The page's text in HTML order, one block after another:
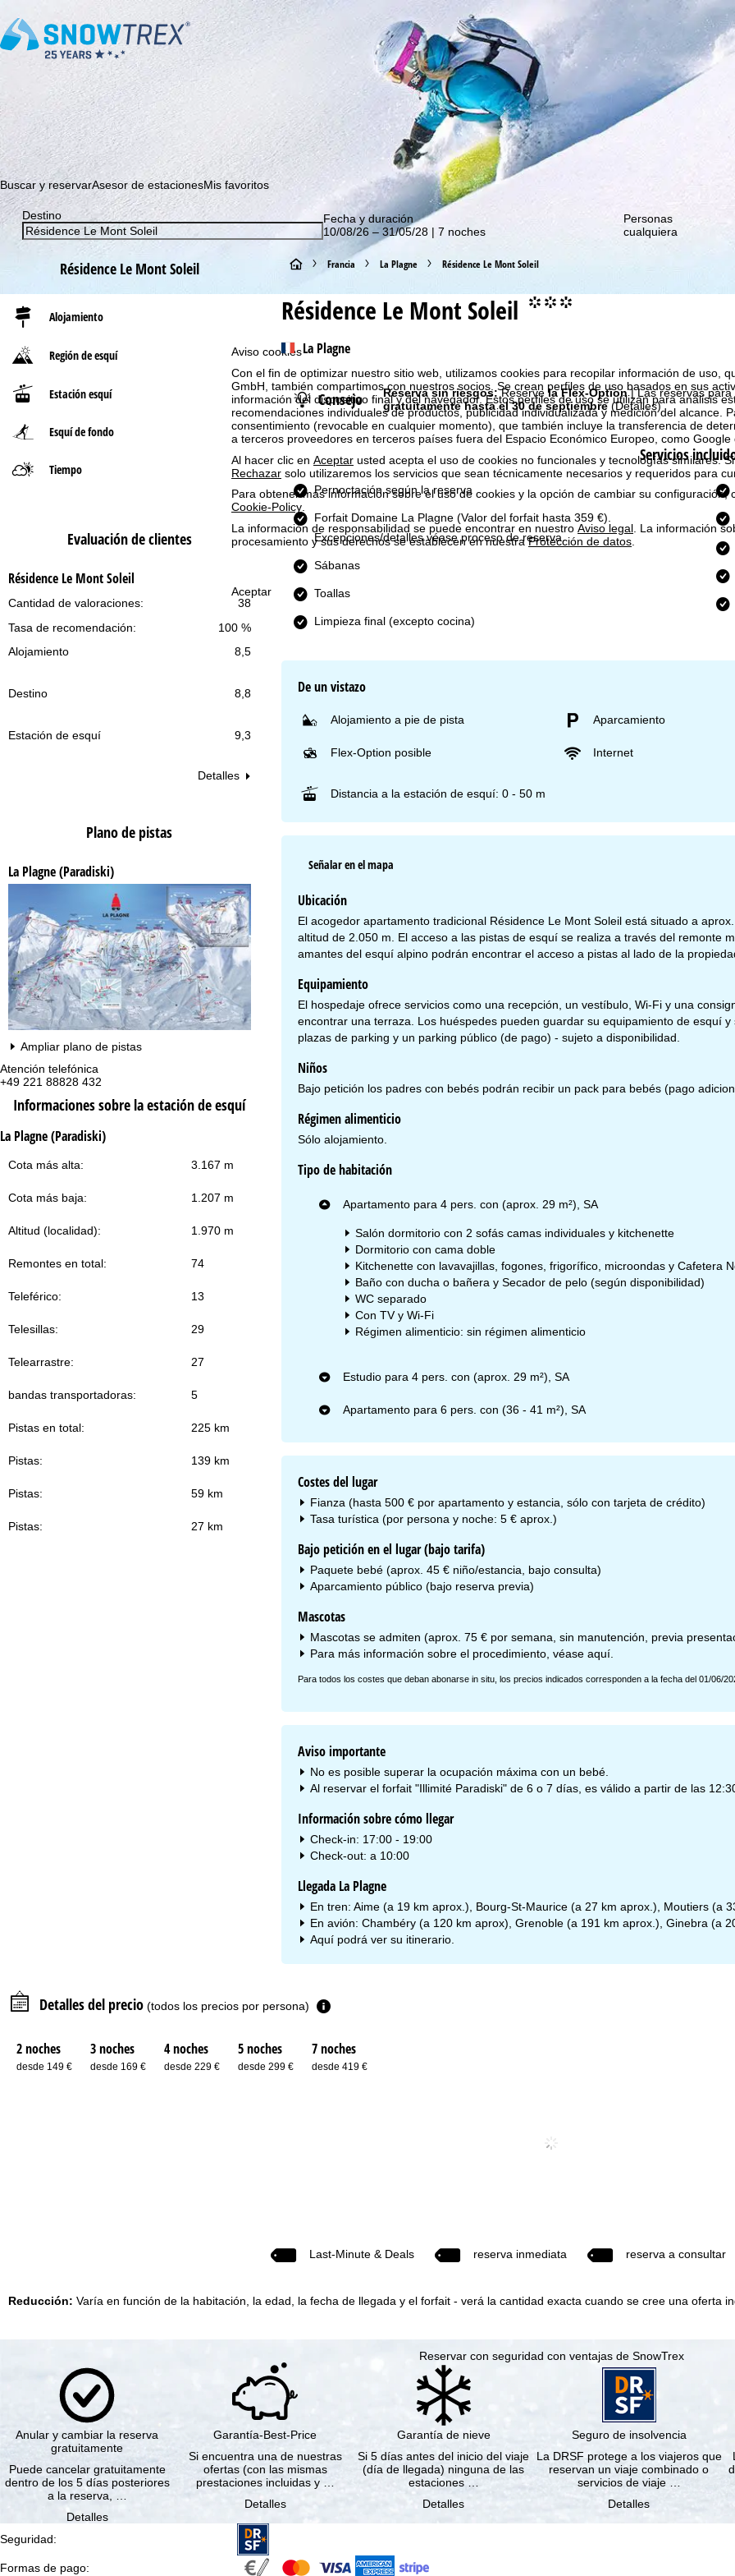
Aviso cookies
Con el fin de optimizar nuestro sitio web, utilizamos cookies para recopilar información de uso,
GmbH, también compartimos con nuestros socios. Se crean perfiles de uso basados en sus
información del dispositivo final y del navegador. Estos perfiles de uso se utilizan para análisis
recomendaciones individuales de productos, publicidad individualizada y medición del alcance.
consentimiento (revocable en cualquier momento), que también incluye la transferencia de
a terceros proveedores en terceros países fuera del Espacio Económico Europeo, como Google
Al hacer clic en Aceptar usted acepta el uso de cookies no funcionales y tecnologías similares.
Rechazar solo utilizaremos los servicios que sean técnicamente necesarios y requeridos para
Para obtener más información sobre el uso de cookies y la opción de cambiar su configuración,
Cookie-Policy
La información de responsabilidad se puede encontrar en nuestro Aviso legal . La información
procesamiento y sus derechos se establecen en nuestraProtección de datos
Aceptar
Atención telefónica
+49 221 88828 432
lun.-jue.:
09:00 a 17:00
vie.:
09:00 a 14:00
Contáctenos
¡Suscríbase a nuestro boletín y sea el primero en enterarse de nuestras promociones!
Buscar y reservarAsesor de estacionesMis favoritos
Destino
Fecha y duración
10/08/26 – 31/05/28 | 7 noches
Personas
cualquiera
Résidence Le Mont Soleil
Alojamiento
Región de esquí
Estación esquí
Esquí de fondo
Tiempo
Evaluación de clientes
Résidence Le Mont Soleil
38
Cantidad de valoraciones:
100 %
Tasa de recomendación:
Alojamiento
8,5
Destino 8,8
Estación de esquí 9,3
Detalles
Plano de pistas
La Plagne (Paradiski)
Ampliar plano de pistas
Informaciones sobre la estación de esquí
La Plagne (Paradiski)
Cota más alta: 3.167 m
Cota más baja: 1.207 m
Altitud (localidad): 1.970 m
Remontes en total: 74
Teleférico: 13
Telesillas: 29
Telearrastre: 27
bandas transportadoras: 5
Pistas en total: 225 km
Pistas: 139 km
Pistas: 59 km
Pistas: 27 km
P
á
n
a
p
r
i
n
c
i
Francia La Plagne Résidence Le Mont Soleil
Résidence Le Mont Soleil °°°
La Plagne
Consejo Reserva sin riesgos:Reserve la Flex-Option| Las reservas para
gratuitamente hasta el 30 de septiembre(Detalles)
Servicios
Pernoctación según la reserva
Forfait Domaine La Plagne (Valor del forfait hasta 359 €).
Excepciones/detalles véase proceso de reserva.
Sábanas
Toallas
Limpieza final (excepto cocina)
De un vistazo
Alojamiento a pie de pista Aparcamiento
Flex-Option posible Internet
Distancia a la estación de esquí: 0 - 50 m
Señalar en el mapa
Ubicación
El acogedor apartamento tradicional Résidence Le Mont Soleil está situado a
altitud de 2.050 m. El acceso a las pistas de esquí se realiza a través del remonte
amantes del esquí alpino podrán encontrar el acceso a pistas al lado de la
Equipamiento
El hospedaje ofrece servicios como una recepción, un vestíbulo, Wi-Fi y una
encontrar una terraza. Los huéspedes pueden guardar su equipamiento de esquí
plazas de parking y un parking público (de pago) - sujeto a disponibilidad.
Niños
Bajo petición los padres con bebés podrán recibir un pack para bebés (pago
Régimen alimenticio
Sólo alojamiento.
Tipo de habitación
Apartamento para 4 pers. con (aprox. 29 m²), SA
Salón dormitorio con 2 sofás camas individuales y kitchenette
Dormitorio con cama doble
Kitchenette con lavavajillas, fogones, frigorífico, microondas y Cafetera
Baño con ducha o bañera y Secador de pelo (según disponibilidad)
WC separado
Con TV y Wi-Fi
Régimen alimenticio: sin régimen alimenticio
Estudio para 4 pers. con (aprox. 29 m²), SA
Apartamento para 6 pers. con (36 - 41 m²), SA
Costes del lugar
Fianza (hasta 500 € por apartamento y estancia, sólo con tarjeta de crédito)
Tasa turística (por persona y noche: 5 € aprox.)
Bajo petición en el lugar (bajo tarifa)
Paquete bebé (aprox. 45 € niño/estancia, bajo consulta)
Aparcamiento público (bajo reserva previa)
Mascotas
Mascotas se admiten (aprox. 75 € por semana, sin manutención, previa
Para más información sobre el procedimiento, véase aquí.
Para todos los costes que deban abonarse in situ, los precios indicados corresponden a la fecha del 01/06/
Aviso importante
No es posible superar la ocupación máxima con un bebé.
Al reservar el forfait "Illimité Paradiski" de 6 o 7 días, es válido a partir de las
Información sobre cómo llegar
Check-in: 17:00 - 19:00
Check-out: a 10:00
Llegada La Plagne
En tren: Aime (a 19 km aprox.), Bourg-St-Maurice (a 27 km aprox.), Moutiers (a
En avión: Chambéry (a 120 km aprox), Grenoble (a 191 km aprox.), Ginebra (a
Aquí podrá ver su itinerario.
Detalles del precio (todos los precios por persona)
2 noches
desde 149 €
3 noches
desde 169 €
4 noches
desde 229 €
5 noches
desde 299 €
7 noches
desde 419 €
Last-Minute & Deals reserva inmediata reserva a consultar
Reducción: Varía en función de la habitación, la edad, la fecha de llegada y el forfait - verá la cantidad exacta cuando se cree una oferta
Reservar con seguridad con ventajas de SnowTrex
Anular y cambiar la reserva
gratuitamente
Puede cancelar gratuitamente
dentro de los 5 días posteriores
a la reserva, …
Detalles
Garantía-Best-Price
Si encuentra una de nuestras
ofertas (con las mismas
prestaciones incluidas y …
Detalles
Garantía de nieve
Si 5 días antes del inicio del viaje
(día de llegada) ninguna de las
estaciones …
Detalles
Seguro de insolvencia
La DRSF protege a los viajeros que
reservan un viaje combinado o
servicios de viaje …
Detalles
Seguridad:
Formas de pago: